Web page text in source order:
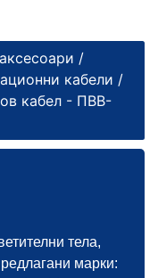
/
кабели /
кабел - ПВВ-
тела,
марки: